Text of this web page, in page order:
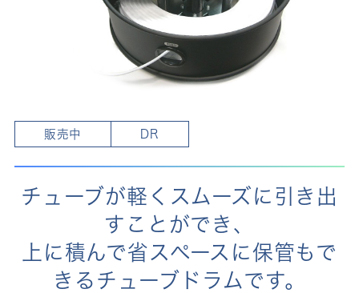
販売中 DR
チューブが軽くスムーズに引き出
すことができ、
上に積んで省スペースに保管もで
きるチューブドラムです。